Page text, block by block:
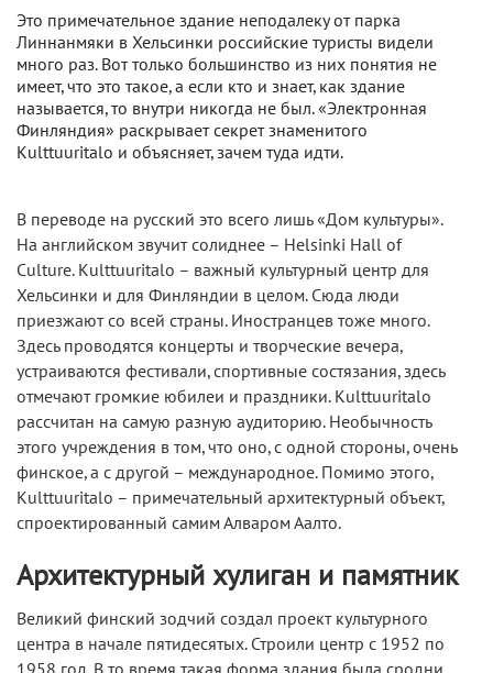
Это примечательное здание неподалеку от парка
Линнанмяки в Хельсинки российские туристы видели
много раз. Вот только большинство из них понятия не
имеет, что это такое, а если кто и знает, как здание
называется, то внутри никогда не был. «Электронная
Финляндия» раскрывает секрет знаменитого
Kulttuuritalo и объясняет, зачем туда идти.
В переводе на русский это всего лишь «Дом культуры».
На английском звучит солиднее – Helsinki Hall of
Culture. Kulttuuritalo – важный культурный центр для
Хельсинки и для Финляндии в целом. Сюда люди
приезжают со всей страны. Иностранцев тоже много.
Здесь проводятся концерты и творческие вечера,
устраиваются фестивали, спортивные состязания, здесь
отмечают громкие юбилеи и праздники. Kulttuuritalo
рассчитан на самую разную аудиторию. Необычность
этого учреждения в том, что оно, с одной стороны, очень
финское, а с другой – международное. Помимо этого,
Kulttuuritalo – примечательный архитектурный объект,
спроектированный самим Алваром Аалто.
Архитектурный хулиган и памятник
Великий финский зодчий создал проект культурного
центра в начале пятидесятых. Строили центр с 1952 по